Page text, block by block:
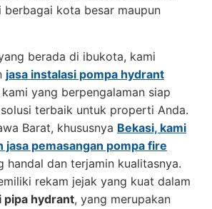
kota besar maupun
berada di ibukota, kami
jasa instalasi pompa hydrant
yang berpengalaman siap
terbaik untuk properti Anda.
Barat, khususnya Bekasi, kami
jasa pemasangan pompa fire
handal dan terjamin kualitasnya.
rekam jejak yang kuat dalam
pipa hydrant, yang merupakan